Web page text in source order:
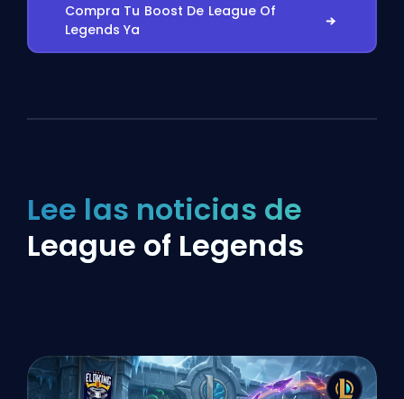
Compra Tu Boost De League Of
Legends Ya
Lee las noticias de
League of Legends